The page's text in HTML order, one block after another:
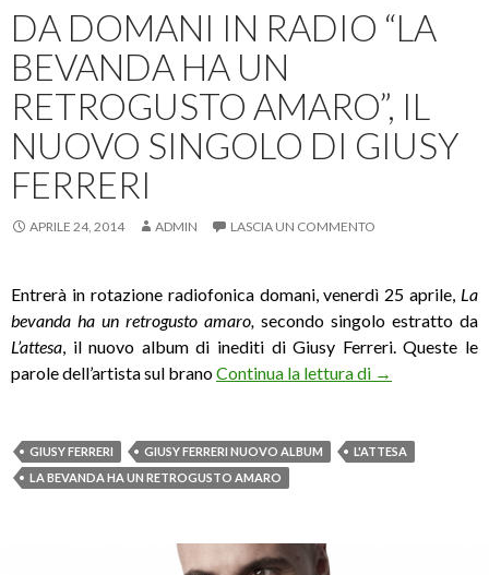
DA DOMANI IN RADIO “LA
BEVANDA HA UN
RETROGUSTO AMARO”, IL
NUOVO SINGOLO DI GIUSY
FERRERI
APRILE 24, 2014 ADMIN LASCIA UN COMMENTO
Entrerà in rotazione radiofonica domani, venerdì 25 aprile, La
bevanda ha un retrogusto amaro, secondo singolo estratto da
L’attesa , il nuovo album di inediti di Giusy Ferreri. Queste le
parole dell’artista sul branoContinua la lettura di Da domani in
→
GIUSY FERRERI GIUSY FERRERI NUOVO ALBUM
L'ATTESA
LA BEVANDA HA UN RETROGUSTO AMARO